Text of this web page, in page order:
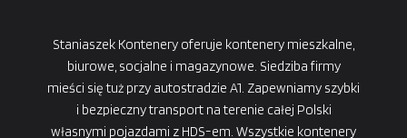
Staniaszek Kontenery oferuje kontenery mieszkalne,
biurowe, socjalne i magazynowe. Siedziba firmy
mieści się tuż przy autostradzie A1. Zapewniamy szybki
i bezpieczny transport na terenie całej Polski
własnymi pojazdami z HDS-em. Wszystkie kontenery